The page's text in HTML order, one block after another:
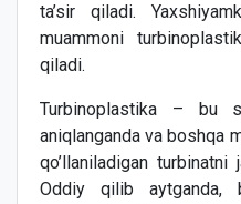
ta’sir qiladi.
muammoni
qiladi.
Turbinoplastika – bu
aniqlanganda va boshqa
qo’llaniladigan
Oddiy qilib aytganda,